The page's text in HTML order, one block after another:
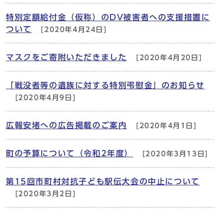
特別定額給付金（仮称）のDV被害者への支援措置に
ついて
[2020年4月24日]
マスクをご寄附いただきました [2020年4月20日]
「戦没者等の遺族に対する特別弔慰金」のお知らせ
[2020年4月9日]
広報安堵への広告掲載のご案内 [2020年4月1日]
町の予算について（令和2年度） [2020年3月13日]
第15回市町村対抗子ども駅伝大会の中止について
[2020年3月2日]